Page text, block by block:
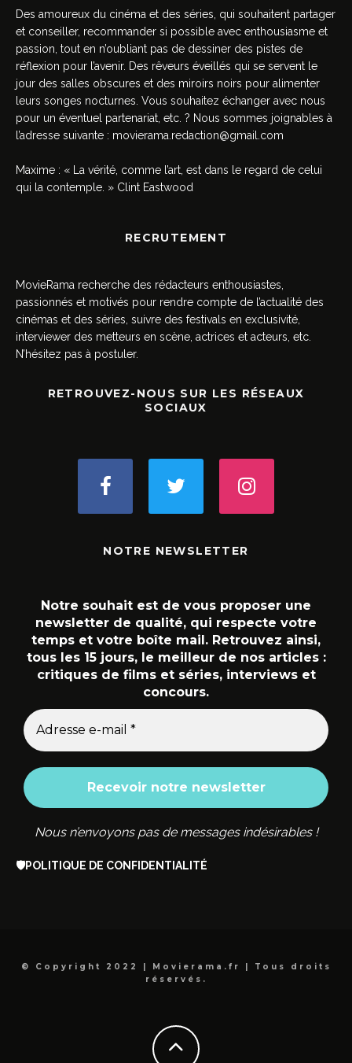
Des amoureux du cinéma et des séries, qui souhaitent partager
et conseiller, recommander si possible avec enthousiasme et
passion, tout en n’oubliant pas de dessiner des pistes de
réflexion pour l’avenir. Des rêveurs éveillés qui se servent le
jour des salles obscures et des miroirs noirs pour alimenter
leurs songes nocturnes. Vous souhaitez échanger avec nous
pour un éventuel partenariat, etc. ? Nous sommes joignables à
l’adresse suivante : movierama.redaction@gmail.com
Maxime : « La vérité, comme l’art, est dans le regard de celui
qui la contemple. » Clint Eastwood
RECRUTEMENT
MovieRama recherche des rédacteurs enthousiastes,
passionnés et motivés pour rendre compte de l’actualité des
cinémas et des séries, suivre des festivals en exclusivité,
interviewer des metteurs en scène, actrices et acteurs, etc.
N’hésitez pas à postuler.
RETROUVEZ-NOUS SUR LES RÉSEAUX
SOCIAUX
NOTRE NEWSLETTER
Notre souhait est de vous proposer une
newsletter de qualité, qui respecte votre
temps et votre boîte mail. Retrouvez ainsi,
tous les 15 jours, le meilleur de nos articles :
critiques de films et séries, interviews et
concours.
Nous n’envoyons pas de messages indésirables !
🛡️POLITIQUE DE CONFIDENTIALITÉ
© Copyright 2022 | Movierama.fr | Tous droits
réservés.